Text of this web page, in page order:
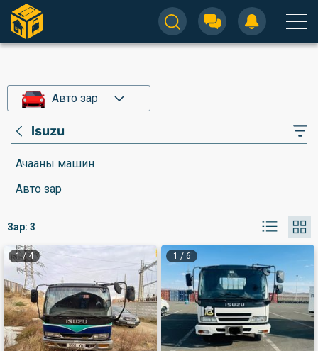
Авто зар
Isuzu
Ачааны машин
Авто зар
Зар: 3
1/4 1 / 6